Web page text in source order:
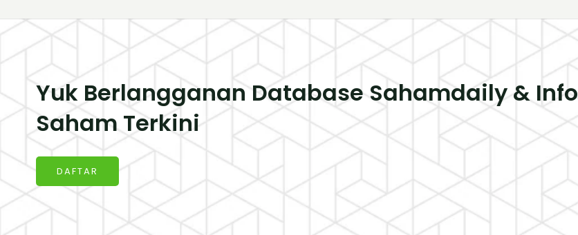
Yuk Berlangganan Database Sahamdaily & Info
Saham Terkini
DAFTAR